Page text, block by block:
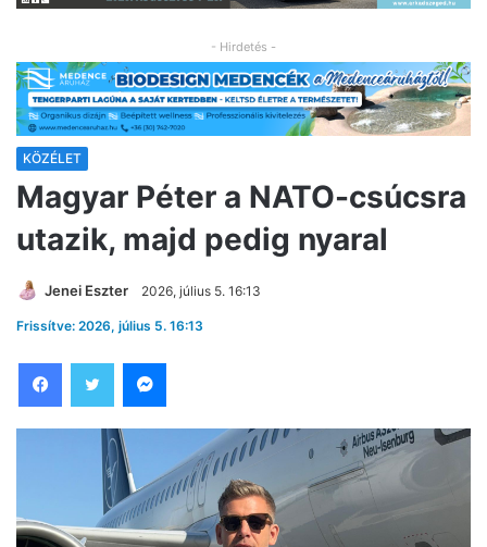
- Hirdetés -
KÖZÉLET
Magyar Péter a NATO-csúcsra
utazik, majd pedig nyaral
Jenei Eszter 2026, július 5. 16:13
Frissítve: 2026, július 5. 16:13